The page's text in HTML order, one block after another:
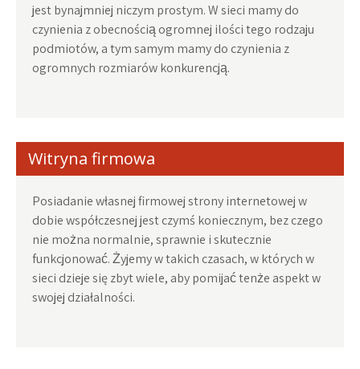
jest bynajmniej niczym prostym. W sieci mamy do
czynienia z obecnością ogromnej ilości tego rodzaju
podmiotów, a tym samym mamy do czynienia z
ogromnych rozmiarów konkurencją.
Witryna firmowa
Posiadanie własnej firmowej strony internetowej w
dobie współczesnej jest czymś koniecznym, bez czego
nie można normalnie, sprawnie i skutecznie
funkcjonować. Żyjemy w takich czasach, w których w
sieci dzieje się zbyt wiele, aby pomijać tenże aspekt w
swojej działalności.